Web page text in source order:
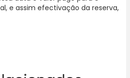
e assim efectivação da reserva,